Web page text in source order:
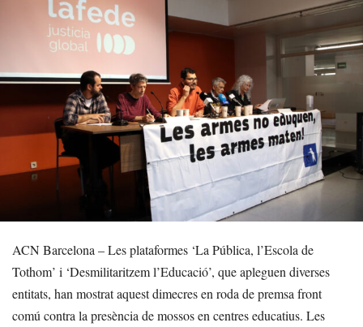
ACN Barcelona – Les plataformes ‘La Pública, l’Escola de
Tothom’ i ‘Desmilitaritzem l’Educació’, que apleguen diverses
entitats, han mostrat aquest dimecres en roda de premsa front
comú contra la presència de mossos en centres educatius. Les